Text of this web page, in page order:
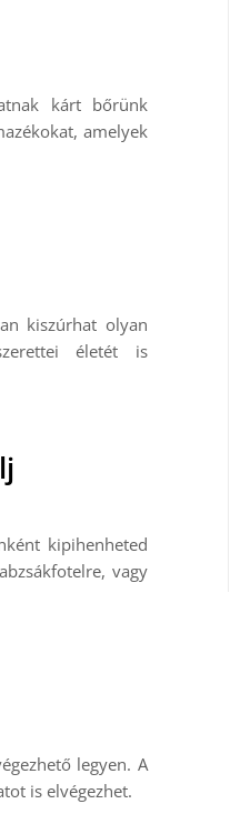
kárt bőrünk
amelyek
kiszúrhat olyan
életét is
kipihenheted
vagy
legyen. A
is elvégezhet.